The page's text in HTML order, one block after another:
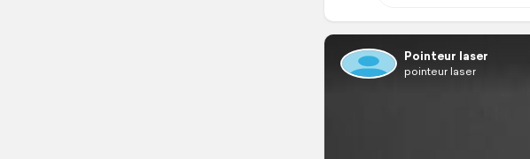
Pointeur laser
pointeur laser